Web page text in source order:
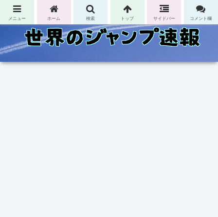
コンテンツへスキップ
メニュー ホーム 検索 トップ サイドバー コメント欄